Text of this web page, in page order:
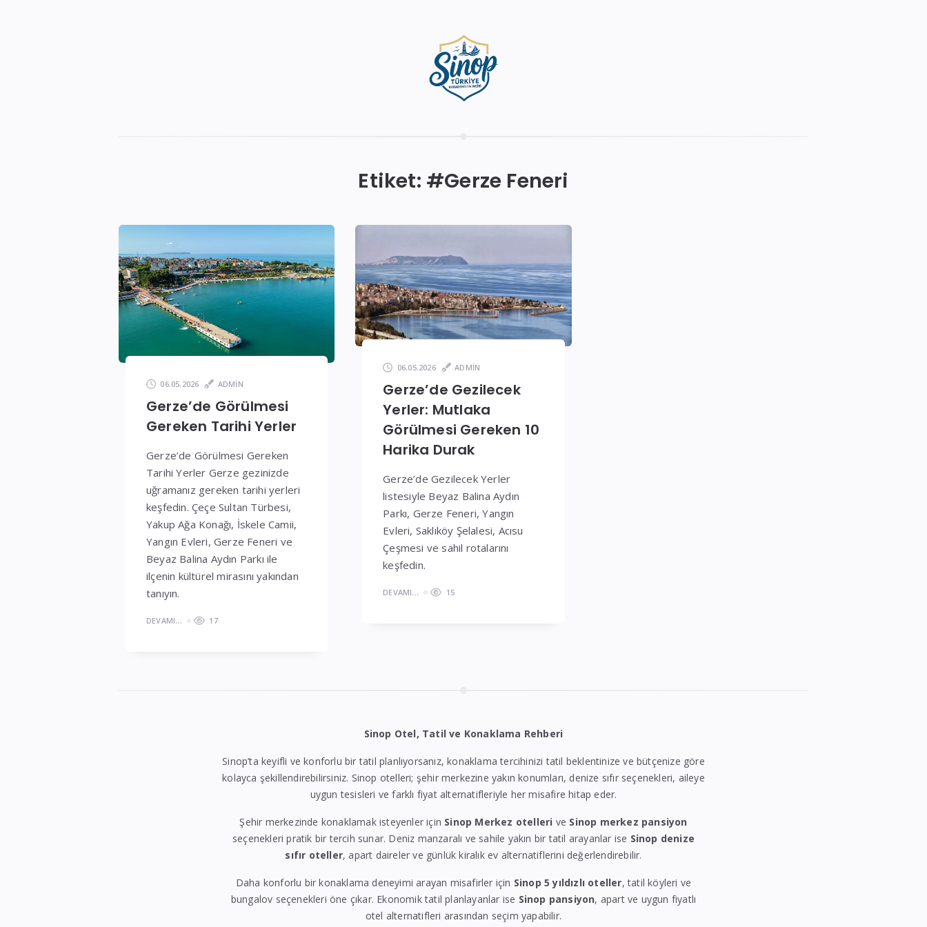
İyi
Konaklama
Seçenekleri
ve
Fiyatlar
Etiket: #Gerze Feneri
06.05.2026 ADMIN
Gerze’de Görülmesi
Gereken Tarihi Yerler
Gerze’de Görülmesi Gereken
Tarihi Yerler Gerze gezinizde
uğramanız gereken tarihi yerleri
keşfedin. Çeçe Sultan Türbesi,
Yakup Ağa Konağı, İskele Camii,
Yangın Evleri, Gerze Feneri ve
Beyaz Balina Aydın Parkı ile
ilçenin kültürel mirasını yakından
tanıyın.
DEVAMI... 17
06.05.2026 ADMIN
Gerze’de Gezilecek
Yerler: Mutlaka
Görülmesi Gereken 10
Harika Durak
Gerze’de Gezilecek Yerler
listesiyle Beyaz Balina Aydın
Parkı, Gerze Feneri, Yangın
Evleri, Saklıköy Şelalesi, Acısu
Çeşmesi ve sahil rotalarını
keşfedin.
DEVAMI... 15
Sinop Otel, Tatil ve Konaklama Rehberi
Sinop’ta keyifli ve konforlu bir tatil planlıyorsanız, konaklama tercihinizi tatil beklentinize ve bütçenize göre
kolayca şekillendirebilirsiniz. Sinop otelleri; şehir merkezine yakın konumları, denize sıfır seçenekleri, aileye
uygun tesisleri ve farklı fiyat alternatifleriyle her misafire hitap eder.
Şehir merkezinde konaklamak isteyenler için Sinop Merkez otelleri ve Sinop merkez pansiyon
seçenekleri pratik bir tercih sunar. Deniz manzaralı ve sahile yakın bir tatil arayanlar ise Sinop denize
sıfır oteller, apart daireler ve günlük kiralık ev alternatiflerini değerlendirebilir.
Daha konforlu bir konaklama deneyimi arayan misafirler için Sinop 5 yıldızlı oteller, tatil köyleri ve
bungalov seçenekleri öne çıkar. Ekonomik tatil planlayanlar ise Sinop pansiyon, apart ve uygun fiyatlı
otel alternatifleri arasından seçim yapabilir.